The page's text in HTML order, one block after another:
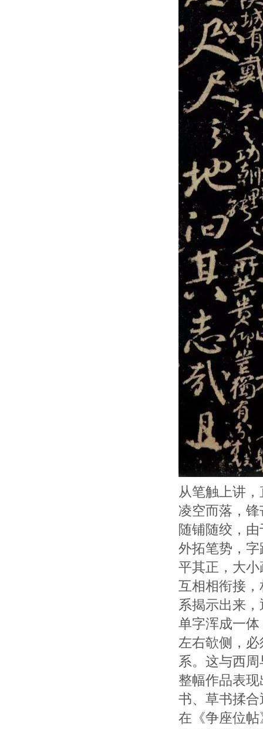
从笔触上讲
凌空而落，
随铺随绞，
外拓笔势，
平其正，大
互相相衔接
系揭示出来
单字浑成一
左右欹侧，
系。这与西
整幅作品表
书、草书揉
在《争座位